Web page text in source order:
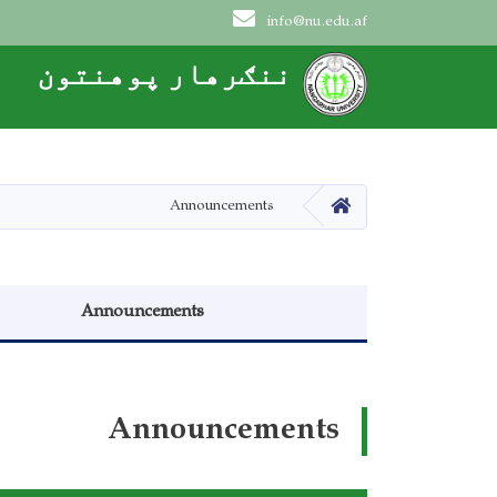
ننګرهار پوهنتون
info@nu.edu.af
Main navigation
HOME
Announcements
Announcements
Announcements